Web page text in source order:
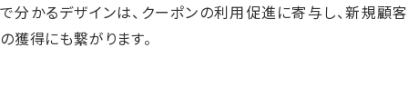
で分かるデザインは、クーポンの利用促進に寄与し、新規顧客
の獲得にも繋がります。